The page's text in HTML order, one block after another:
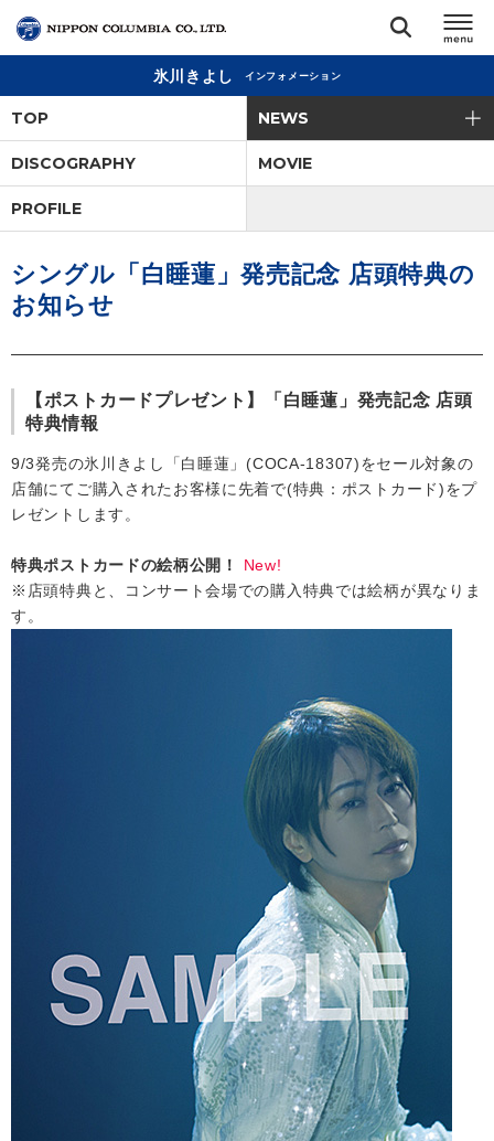
閉じる
アーティスト
ジャンル
オーディション
直営ショップ
サイトマップ
閉じる
氷川きよし インフォメーション
TOP NEWS
DISCOGRAPHY MOVIE
PROFILE
シングル「白睡蓮」発売記念 店頭特典の
お知らせ
【ポストカードプレゼント】「白睡蓮」発売記念 店頭
特典情報
9/3発売の氷川きよし「白睡蓮」(COCA-18307)をセール対象の
店舗にてご購入されたお客様に先着で(特典：ポストカード)をプ
レゼントします。
特典ポストカードの絵柄公開！
New!
※店頭特典と、コンサート会場での購入特典では絵柄が異なりま
す。